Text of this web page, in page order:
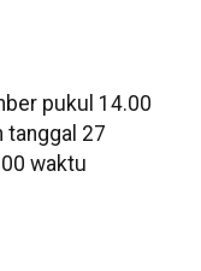
pukul 14.00
tanggal 27
waktu